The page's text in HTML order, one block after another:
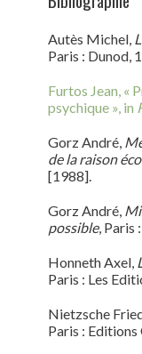
Autès Michel,
Paris : Dunod,
Furtos Jean, «
psychique », in
Gorz André,
de la raison
[1988].
Gorz André,
possible, Paris
Honneth Axel,
Paris : Les
Nietzsche
Paris :